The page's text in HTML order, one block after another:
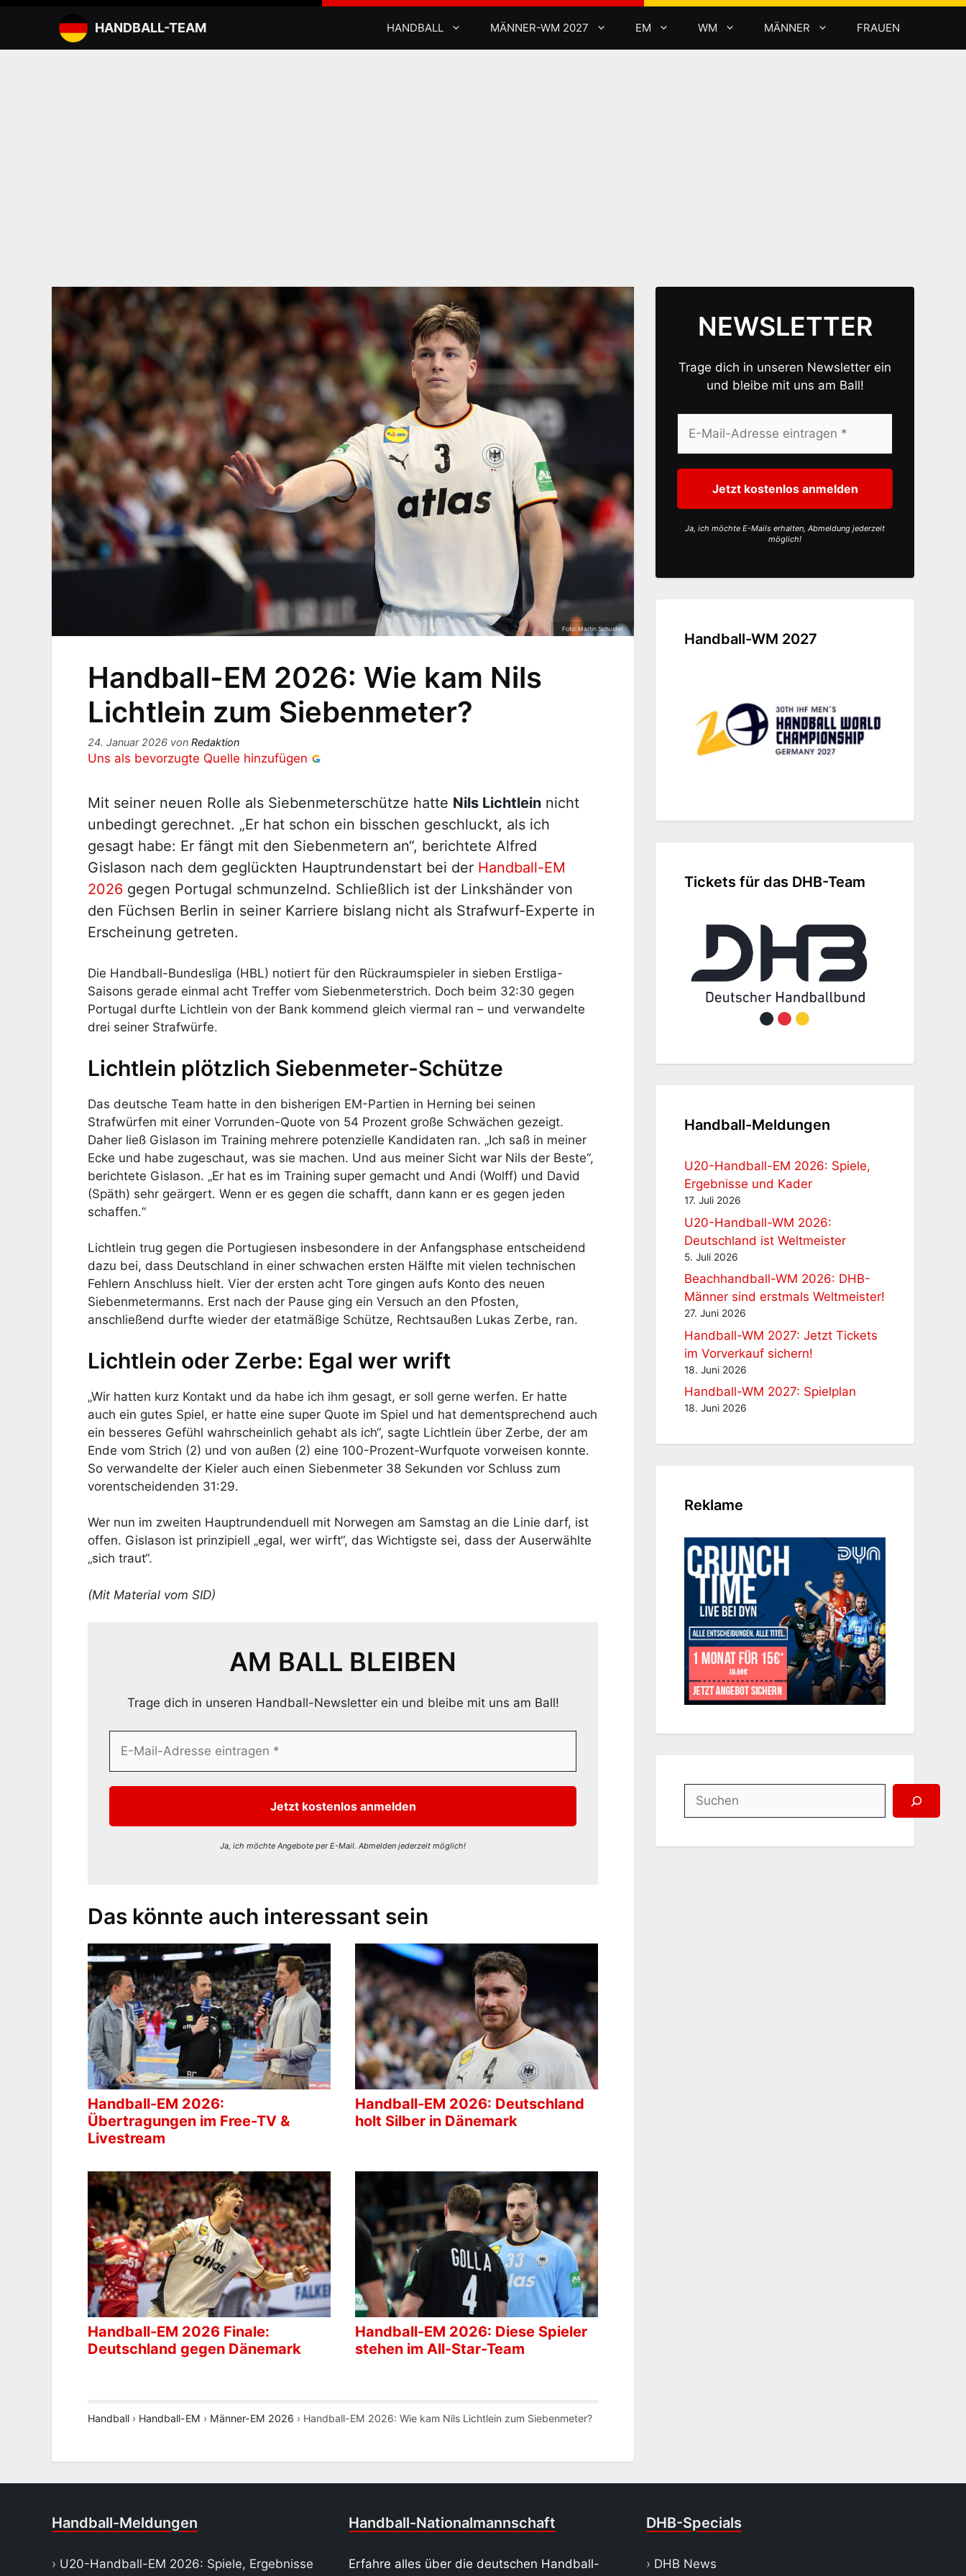
HANDBALL-TEAM HANDBALL MÄNNER-WM 2027 EM WM MÄNNER FRAUEN
Foto: Martin Schuster
Handball-EM 2026: Wie kam Nils
Lichtlein zum Siebenmeter?
24. Januar 2026 von Redaktion
Uns als bevorzugte Quelle hinzufügen
Mit seiner neuen Rolle als Siebenmeterschütze hatte Nils Lichtlein nicht
unbedingt gerechnet. „Er hat schon ein bisschen geschluckt, als ich
gesagt habe: Er fängt mit den Siebenmetern an“, berichtete Alfred
Gislason nach dem geglückten Hauptrundenstart bei der Handball-EM
2026 gegen Portugal schmunzelnd. Schließlich ist der Linkshänder von
den Füchsen Berlin in seiner Karriere bislang nicht als Strafwurf-Experte in
Erscheinung getreten.
Die Handball-Bundesliga (HBL) notiert für den Rückraumspieler in sieben Erstliga-
Saisons gerade einmal acht Treffer vom Siebenmeterstrich. Doch beim 32:30 gegen
Portugal durfte Lichtlein von der Bank kommend gleich viermal ran – und verwandelte
drei seiner Strafwürfe.
Lichtlein plötzlich Siebenmeter-Schütze
Das deutsche Team hatte in den bisherigen EM-Partien in Herning bei seinen
Strafwürfen mit einer Vorrunden-Quote von 54 Prozent große Schwächen gezeigt.
Daher ließ Gislason im Training mehrere potenzielle Kandidaten ran. „Ich saß in meiner
Ecke und habe zugeschaut, was sie machen. Und aus meiner Sicht war Nils der Beste“,
berichtete Gislason. „Er hat es im Training super gemacht und Andi (Wolff) und David
(Späth) sehr geärgert. Wenn er es gegen die schafft, dann kann er es gegen jeden
schaffen.“
Lichtlein trug gegen die Portugiesen insbesondere in der Anfangsphase entscheidend
dazu bei, dass Deutschland in einer schwachen ersten Hälfte mit vielen technischen
Fehlern Anschluss hielt. Vier der ersten acht Tore gingen aufs Konto des neuen
Siebenmetermanns. Erst nach der Pause ging ein Versuch an den Pfosten,
anschließend durfte wieder der etatmäßige Schütze, Rechtsaußen Lukas Zerbe, ran.
Lichtlein oder Zerbe: Egal wer wrift
„Wir hatten kurz Kontakt und da habe ich ihm gesagt, er soll gerne werfen. Er hatte
auch ein gutes Spiel, er hatte eine super Quote im Spiel und hat dementsprechend auch
ein besseres Gefühl wahrscheinlich gehabt als ich“, sagte Lichtlein über Zerbe, der am
Ende vom Strich (2) und von außen (2) eine 100-Prozent-Wurfquote vorweisen konnte.
So verwandelte der Kieler auch einen Siebenmeter 38 Sekunden vor Schluss zum
vorentscheidenden 31:29.
Wer nun im zweiten Hauptrundenduell mit Norwegen am Samstag an die Linie darf, ist
offen. Gislason ist prinzipiell „egal, wer wirft“, das Wichtigste sei, dass der Auserwählte
„sich traut“.
(Mit Material vom SID)
AM BALL BLEIBEN
Trage dich in unseren Handball-Newsletter ein und bleibe mit uns am Ball!
Ja, ich möchte Angebote per E-Mail. Abmelden jederzeit möglich!
Das könnte auch interessant sein
Handball-EM 2026:
Übertragungen im Free-TV &
Livestream
Handball-EM 2026: Deutschland
holt Silber in Dänemark
Handball-EM 2026 Finale:
Deutschland gegen Dänemark
Handball-EM 2026: Diese Spieler
stehen im All-Star-Team
Handball › Handball-EM › Männer-EM 2026 › Handball-EM 2026: Wie kam Nils Lichtlein zum Siebenmeter?
NEWSLETTER
Trage dich in unseren Newsletter ein
und bleibe mit uns am Ball!
Ja, ich möchte E-Mails erhalten, Abmeldung jederzeit
möglich!
Handball-WM 2027
Tickets für das DHB-Team
Handball-Meldungen
U20-Handball-EM 2026: Spiele,
Ergebnisse und Kader
17. Juli 2026
U20-Handball-WM 2026:
Deutschland ist Weltmeister
5. Juli 2026
Beachhandball-WM 2026: DHB-
Männer sind erstmals Weltmeister!
27. Juni 2026
Handball-WM 2027: Jetzt Tickets
im Vorverkauf sichern!
18. Juni 2026
Handball-WM 2027: Spielplan
18. Juni 2026
Reklame
Suchen
Handball-Meldungen
U20-Handball-EM 2026: Spiele, Ergebnisse
Handball-Nationalmannschaft
Erfahre alles über die deutschen Handball-
DHB-Specials
DHB News